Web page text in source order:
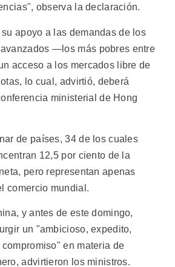
observa la declaración.
apoyo a las demandas de los
—los más pobres entre
acceso a los mercados libre de
lo cual, advirtió, deberá
ministerial de Hong
de países, 34 de los cuales
12,5 por ciento de la
pero representan apenas
comercio mundial.
y antes de este domingo,
un "ambicioso, expedito,
en materia de
advirtieron los ministros.